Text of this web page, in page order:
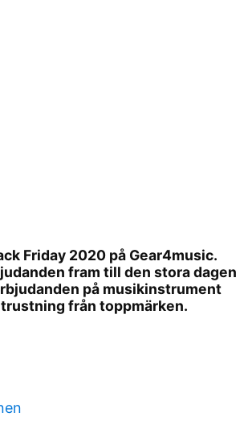
Friday 2020 på Gear4music.
fram till den stora dagen
på musikinstrument
från toppmärken.